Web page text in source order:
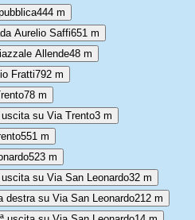
444 m
Aurelio Saffi651 m
Allende48 m
Fratti792 m
78 m
su Via Trento3 m
551 m
523 m
su Via San Leonardo32 m
destra su Via San Leonardo212 m